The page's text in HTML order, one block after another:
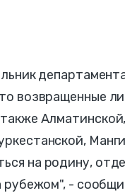
возвращенные
на родину,
рубежом", -